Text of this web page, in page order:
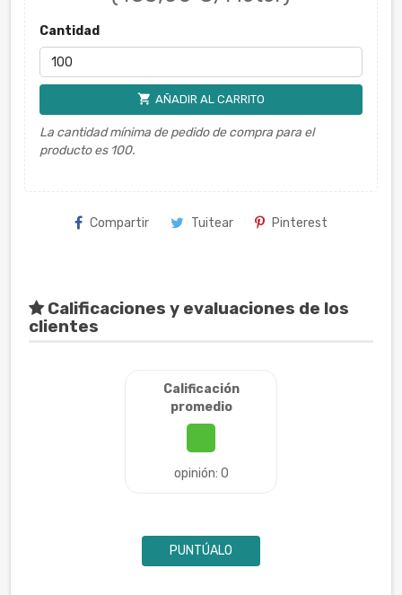
Cantidad
shopping_cart AÑADIR AL CARRITO
La cantidad mínima de pedido de compra para el
producto es 100.
Compartir Tuitear Pinterest
Calificaciones y evaluaciones de los
clientes
Calificación
promedio
opinión: 0
PUNTÚALO